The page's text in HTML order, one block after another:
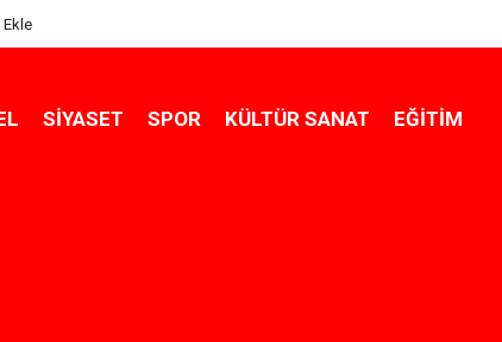
Ekle
SIYASET SPOR KÜLTÜR SANAT EĞITIM